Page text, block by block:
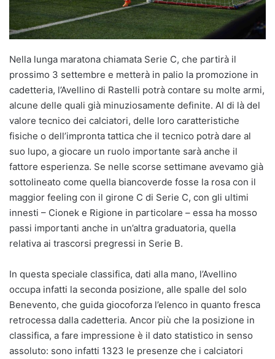
Nella lunga maratona chiamata Serie C, che partirà il
prossimo 3 settembre e metterà in palio la promozione in
cadetteria, l’Avellino di Rastelli potrà contare su molte armi,
alcune delle quali già minuziosamente definite. Al di là del
valore tecnico dei calciatori, delle loro caratteristiche
fisiche o dell’impronta tattica che il tecnico potrà dare al
suo lupo, a giocare un ruolo importante sarà anche il
fattore esperienza. Se nelle scorse settimane avevamo già
sottolineato come quella biancoverde fosse la rosa con il
maggior feeling con il girone C di Serie C, con gli ultimi
innesti – Cionek e Rigione in particolare – essa ha mosso
passi importanti anche in un’altra graduatoria, quella
relativa ai trascorsi pregressi in Serie B.
In questa speciale classifica, dati alla mano, l’Avellino
occupa infatti la seconda posizione, alle spalle del solo
Benevento, che guida giocoforza l’elenco in quanto fresca
retrocessa dalla cadetteria. Ancor più che la posizione in
classifica, a fare impressione è il dato statistico in senso
assoluto: sono infatti 1323 le presenze che i calciatori